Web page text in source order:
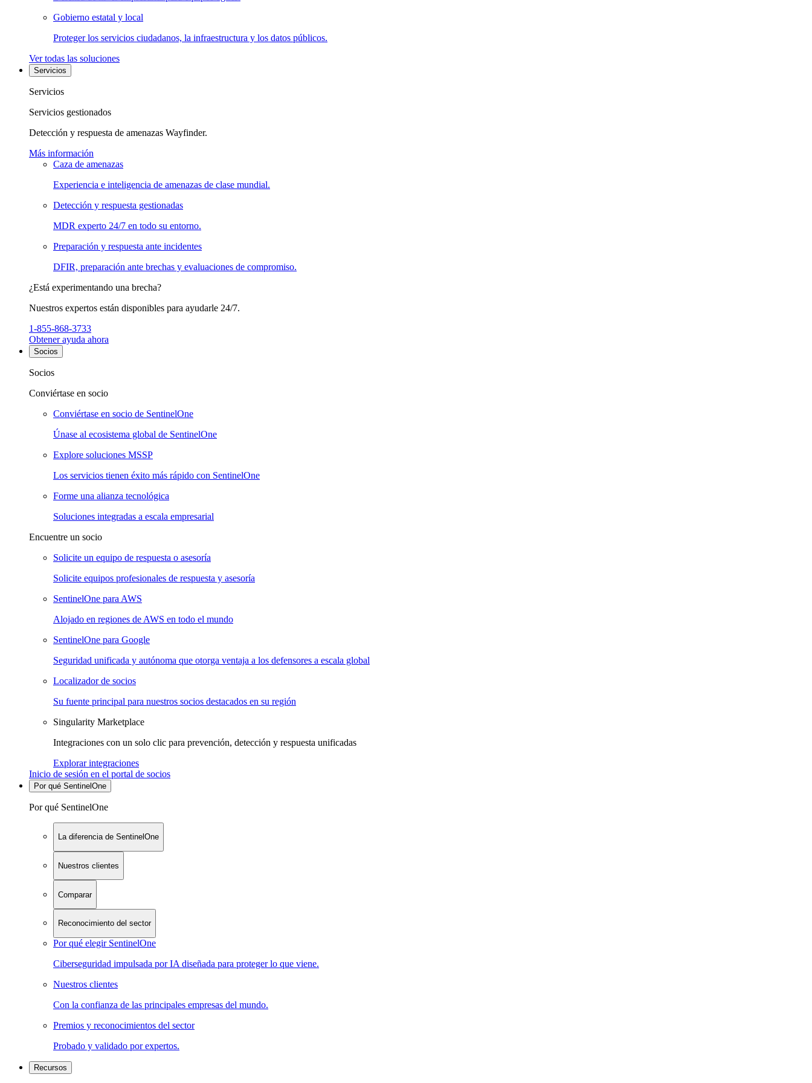
Gobierno estatal y local
Proteger los servicios ciudadanos, la infraestructura y los datos públicos.
Ver todas las soluciones
Servicios
Servicios
Servicios gestionados
Detección y respuesta de amenazas Wayfinder.
Más información
Caza de amenazas
Experiencia e inteligencia de amenazas de clase mundial.
Detección y respuesta gestionadas
MDR experto 24/7 en todo su entorno.
Preparación y respuesta ante incidentes
DFIR, preparación ante brechas y evaluaciones de compromiso.
¿Está experimentando una brecha?
Nuestros expertos están disponibles para ayudarle 24/7.
1-855-868-3733
Obtener ayuda ahora
Socios
Socios
Conviértase en socio
Conviértase en socio de SentinelOne
Únase al ecosistema global de SentinelOne
Explore soluciones MSSP
Los servicios tienen éxito más rápido con SentinelOne
Forme una alianza tecnológica
Soluciones integradas a escala empresarial
Encuentre un socio
Solicite un equipo de respuesta o asesoría
Solicite equipos profesionales de respuesta y asesoría
SentinelOne para AWS
Alojado en regiones de AWS en todo el mundo
SentinelOne para Google
Seguridad unificada y autónoma que otorga ventaja a los defensores a escala global
Localizador de socios
Su fuente principal para nuestros socios destacados en su región
Singularity Marketplace
Integraciones con un solo clic para prevención, detección y respuesta unificadas
Explorar integraciones
Inicio de sesión en el portal de socios
Por qué SentinelOne
Por qué SentinelOne
La diferencia de SentinelOne
Nuestros clientes
Comparar
Reconocimiento del sector
Por qué elegir SentinelOne
Ciberseguridad impulsada por IA diseñada para proteger lo que viene.
Nuestros clientes
Con la confianza de las principales empresas del mundo.
Premios y reconocimientos del sector
Probado y validado por expertos.
Recursos